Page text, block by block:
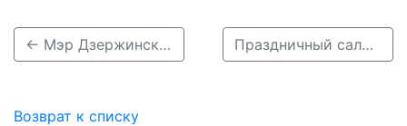
← Мэр Дзержинска спел вместе с Львом Лещенко на концерте в честь Дня Победы Праздничный салют запустили ко Дню Победы в Нижнем Новгороде – видео →
Возврат к списку